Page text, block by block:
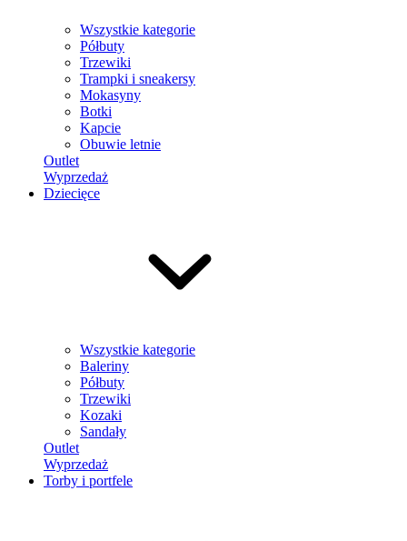
Wszystkie kategorie
Półbuty
Trzewiki
Trampki i sneakersy
Mokasyny
Botki
Kapcie
Obuwie letnie
Outlet
Wyprzedaż
Dziecięce
Wszystkie kategorie
Baleriny
Półbuty
Trzewiki
Kozaki
Sandały
Outlet
Wyprzedaż
Torby i portfele